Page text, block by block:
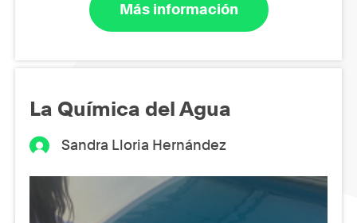
Más información
La Química del Agua
Sandra Lloria Hernández